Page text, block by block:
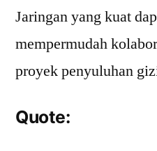
Jaringan yang kuat
mempermudah
proyek penyuluhan
Quote: